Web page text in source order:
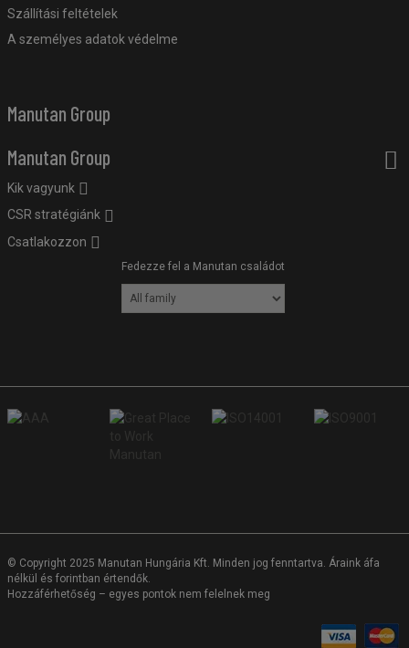
Szállítási feltételek
A személyes adatok védelme
Manutan Group
Manutan Group
Kik vagyunk
CSR stratégiánk
Csatlakozzon
Fedezze fel a Manutan családot
© Copyright 2025 Manutan Hungária Kft. Minden jog fenntartva. Áraink áfa
nélkül és forintban értendők.
Hozzáférhetőség – egyes pontok nem felelnek meg